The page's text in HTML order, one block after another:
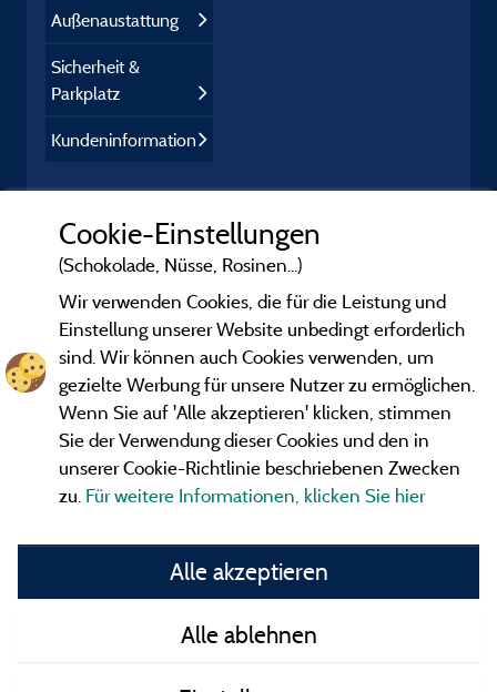
Außenaustattung
Sicherheit &
Parkplatz
Kundeninformation
Gesetzliche Bedingungen
Herausgeberinformationen und Adressen
Kontakt
Cookie-Einstellungen
(Schokolade, Nüsse, Rosinen...)
Wir verwenden Cookies, die für die Leistung und
Einstellung unserer Website unbedingt erforderlich
sind. Wir können auch Cookies verwenden, um
gezielte Werbung für unsere Nutzer zu ermöglichen.
Wenn Sie auf 'Alle akzeptieren' klicken, stimmen
Sie der Verwendung dieser Cookies und den in
unserer Cookie-Richtlinie beschriebenen Zwecken
zu. Für weitere Informationen, klicken Sie hier
Alle akzeptieren
Alle ablehnen